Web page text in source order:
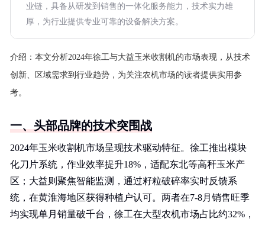
业链，具备从研发到销售的一体化服务能力，技术实力雄
厚，为行业提供专业可靠的设备解决方案。
介绍： 本文分析2024年徐工与大益玉米收割机的市场表现，从技术
创新、区域需求到行业趋势，为关注农机市场的读者提供实用参
考。
一、头部品牌的技术突围战
2024年玉米收割机市场呈现技术驱动特征。徐工推出模块
化刀片系统，作业效率提升18%，适配东北等高秆玉米产
区；大益则聚焦智能监测，通过籽粒破碎率实时反馈系
统，在黄淮海地区获得种植户认可。两者在7-8月销售旺季
均实现单月销量破千台，徐工在大型农机市场占比约32%，